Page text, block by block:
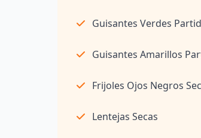
Guisantes Verdes
Guisantes Amarillos
Frijoles Ojos Negros
Lentejas Secas